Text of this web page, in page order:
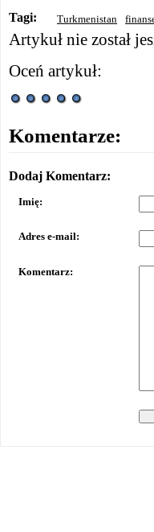
Tagi: Turkmenistan
Artykuł nie został
Oceń artykuł:
Komentarze:
Dodaj Komentarz:
Imię:
Adres e-mail:
Komentarz: